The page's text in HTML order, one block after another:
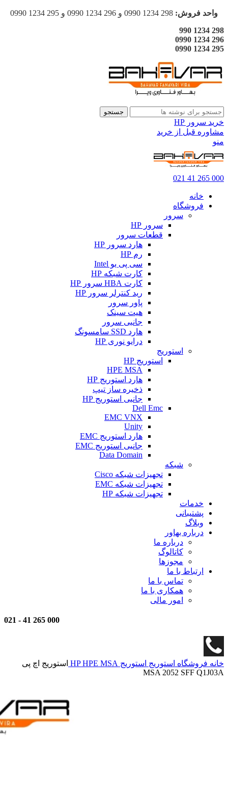
واحد فروش:
298 1234 990
296 1234 0990
295 1234 0990
جستجو
خرید سرور HP
مشاوره قبل از خرید
منو
000 265 41 021
خانه
فروشگاه
سرور
سرور HP
قطعات سرور
هارد سرور HP
رم HP
سی پی یو Intel
کارت شبکه HP
کارت HBA سرور HP
رید کنترلر سرور HP
پاور سرور
هیت سینک
جانبی سرور
هارد SSD سامسونگ
درایو نوری HP
استوریج
استوریج HP
HPE MSA
هارد استوریج HP
ذخیره ساز تیپ
جانبی استوریج HP
Dell Emc
EMC VNX
Unity
هارد استوریج EMC
جانبی استوریج EMC
Data Domain
شبکه
تجهیزات شبکه Cisco
تجهیزات شبکه EMC
تجهیزات شبکه HP
خدمات
پشتیبانی
وبلاگ
درباره بهاور
درباره ما
کاتالوگ
مجوزها
ارتباط با ما
تماس با ما
همکاری با ما
امور مالی
000 265 41
-
خانه فروشگاه استوریج استوریج HP HPE MSA
استوریج اچ پی
MSA 2052 SFF Q1J03A